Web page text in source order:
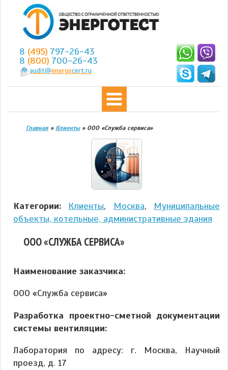
8 (495) 797-26-43
8 (800) 700-26-43
audit@energocert.ru
Главная » Клиенты» ООО «Служба сервиса»
Категории: Клиенты, Москва, Муниципальные
объекты, котельные, административные здания
ООО «СЛУЖБА СЕРВИСА»
Наименование заказчика:
ООО «Служба сервиса»
Разработка проектно-сметной документации
системы вентиляции:
Лаборатория по адресу: г. Москва, Научный
проезд, д. 17